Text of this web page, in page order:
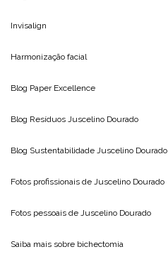
Invisalign
Harmonização facial
Blog Paper Excellence
Blog Resíduos Juscelino Dourado
Blog Sustentabilidade Juscelino Dourado
Fotos profissionais de Juscelino Dourado
Fotos pessoais de Juscelino Dourado
Saiba mais sobre bichectomia